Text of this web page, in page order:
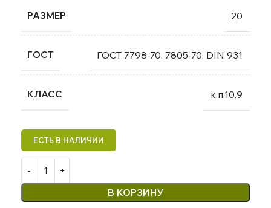
РАЗМЕР 20
ГОСТ ГОСТ 7798-70. 7805-70. DIN 931
КЛАСС к.п.10.9
В КОРЗИНУ